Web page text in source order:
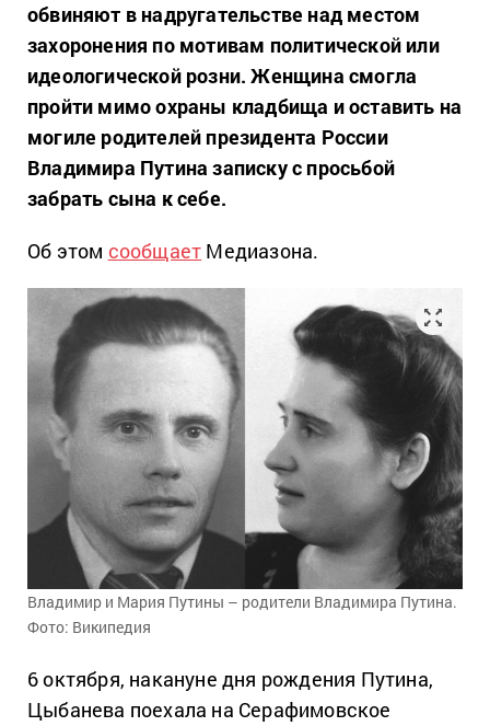
обвиняют в надругательстве над местом
захоронения по мотивам политической или
идеологической розни. Женщина смогла
пройти мимо охраны кладбища и оставить на
могиле родителей президента России
Владимира Путина записку с просьбой
забрать сына к себе.
Об этом сообщает Медиазона.
Владимир и Мария Путины – родители Владимира Путина.
Фото: Википедия
6 октября, накануне дня рождения Путина,
Цыбанева поехала на Серафимовское